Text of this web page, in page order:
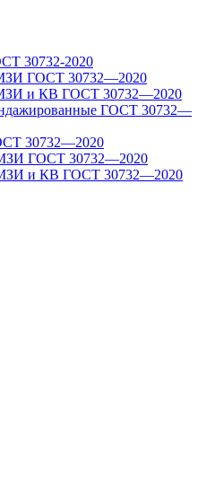
30732-2020
ГОСТ 30732—2020
и КВ ГОСТ 30732—2020
ГОСТ 30732—
30732—2020
ГОСТ 30732—2020
и КВ ГОСТ 30732—2020